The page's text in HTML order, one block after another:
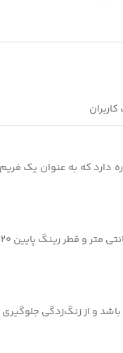
حلقه‌ای از جنس استیل ضدزنگ (معمولاً
و از زنگ‌زدگی جلوگیری